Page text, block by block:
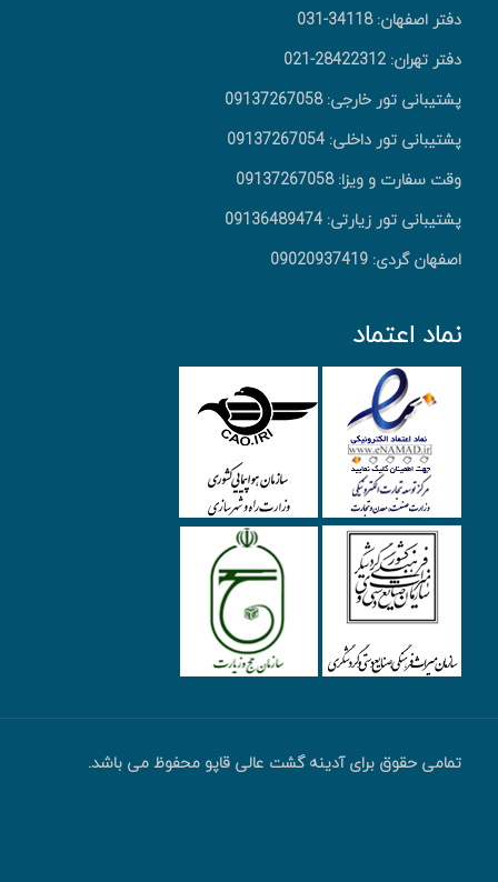
دفتر اصفهان: 34118-031
دفتر تهران: 28422312-021
پشتیبانی تور خارجی: 09137267058
پشتیبانی تور داخلی: 09137267054
وقت سفارت و ویزا: 09137267058
پشتیبانی تور زیارتی: 09136489474
اصفهان گردی: 09020937419
نماد اعتماد
تمامی حقوق برای آدینه گشت عالی قاپو محفوظ می باشد.